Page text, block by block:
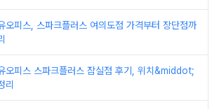
오피스, 스파크플러스 여의도점 가격부터 장단점까
오피스 스파크플러스 잠실점 후기, 위치&middot;
리